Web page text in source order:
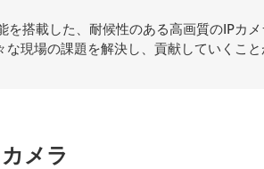
搭載した、耐候性のある高画質のIPカメ
現場の課題を解決し、貢献していくこと
メラ